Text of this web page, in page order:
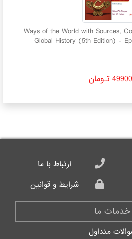
Ways of the World with Sources,
Global History (5th Edition) -
تـومان
ارتباط با ما
شرایط و قوانین
خدمات ما
متداول